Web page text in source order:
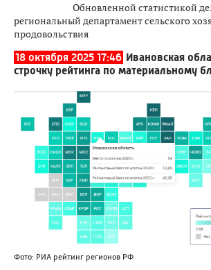
Обновленной статистикой
региональный департамент сельского
продовольствия
18 октября 2025 17:46 Ивановская
строчку рейтинга по материальному
Фото: РИА рейтинг регионов РФ